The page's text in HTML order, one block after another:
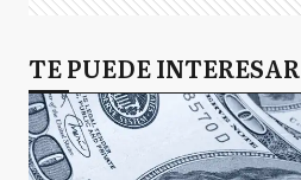
TE PUEDE INTERESAR